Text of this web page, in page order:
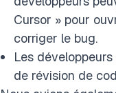
Cursor » pour
corriger le bug.
Les
de révision de